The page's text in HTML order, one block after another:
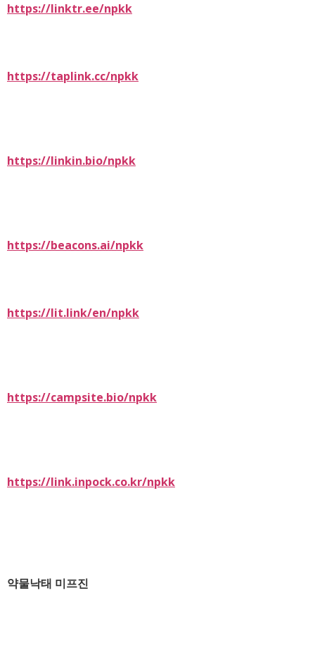
https://linktr.ee/npkk
https://taplink.cc/npkk
https://linkin.bio/npkk
https://beacons.ai/npkk
https://lit.link/en/npkk
https://campsite.bio/npkk
https://link.inpock.co.kr/npkk
약물낙태 미프진